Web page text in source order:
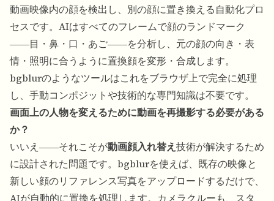
動画映像内の顔を検出し、別の顔に置き換える自動化プロ
セスです。AIはすべてのフレームで顔のランドマーク
――目・鼻・口・あご――を分析し、元の顔の向き・表
情・照明に合うように置換顔を変形・合成します。
bgblurのようなツールはこれをブラウザ上で完全に処理
し、手動コンポジットや技術的な専門知識は不要です。
画面上の人物を変えるために動画を再撮影する必要がある
か？
いいえ――それこそが動画顔入れ替え技術が解決するため
に設計された問題です。bgblurを使えば、既存の映像と
新しい顔のリファレンス写真をアップロードするだけで、
AIが自動的に置換を処理します。カメラクルーも、スタ